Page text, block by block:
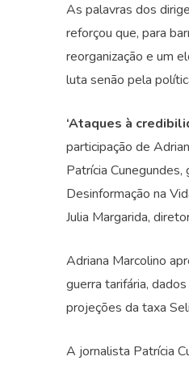
As palavras dos
reforçou que, para
reorganização e um
luta senão pela
‘Ataques à
participação de
Patrícia
Desinformação na
Julia Margarida,
Adriana Marcolino
guerra tarifária,
projeções da taxa
A jornalista Patrícia